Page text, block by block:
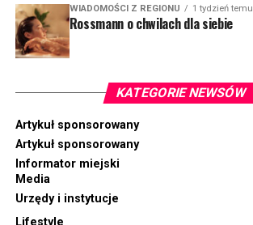
WIADOMOŚCI Z REGIONU 1 tydzień temu
Rossmann o chwilach dla siebie
KATEGORIE NEWSÓW
Artykuł sponsorowany
Artykuł sponsorowany
Informator miejski
Media
Urzędy i instytucje
Lifestyle